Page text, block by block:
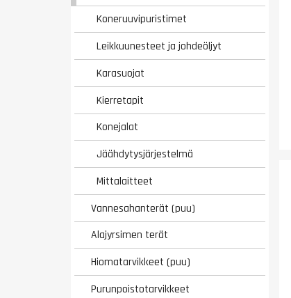
Koneruuvipuristimet
Leikkuunesteet ja johdeöljyt
Karasuojat
Kierretapit
Konejalat
Jäähdytysjärjestelmä
Mittalaitteet
Vannesahanterät (puu)
Alajyrsimen terät
Hiomatarvikkeet (puu)
Purunpoistotarvikkeet